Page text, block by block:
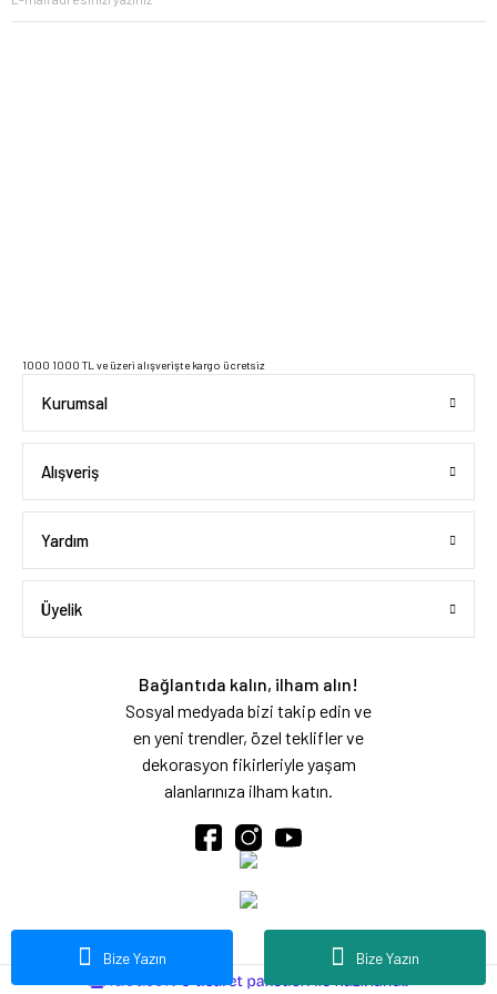
Bize Yazın Bize Yazın
1000 1000 TL ve üzeri alışverişte kargo ücretsiz
Kurumsal
Alışveriş
Yardım
Üyelik
Bağlantıda kalın, ilham alın!
Sosyal medyada bizi takip edin ve
en yeni trendler, özel teklifler ve
dekorasyon fikirleriyle yaşam
alanlarınıza ilham katın.